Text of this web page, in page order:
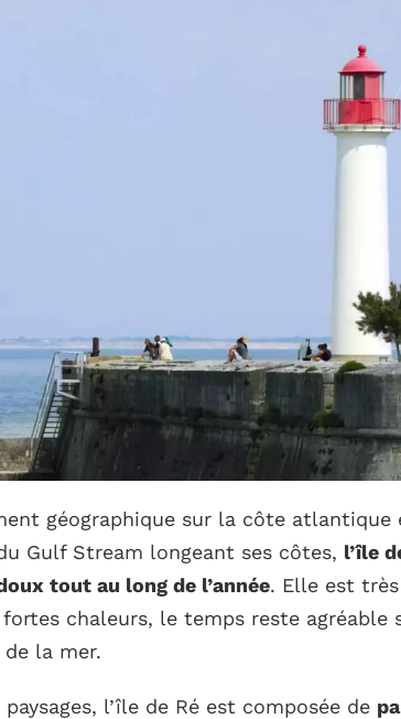
géographique sur la côte atlantique
Gulf Stream longeant ses côtes, l’île
tout au long de l’année. Elle est
chaleurs, le temps reste agréable
la mer.
l’île de Ré est composée de